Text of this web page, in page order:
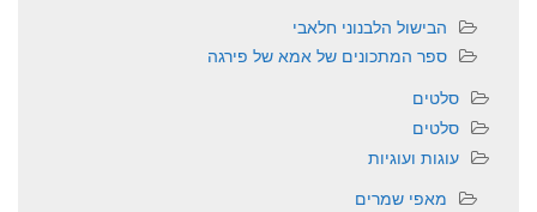
הבישול הלבנוני חלאבי
ספר המתכונים של אמא של פירגה
סלטים
סלטים
עוגות ועוגיות
מאפי שמרים